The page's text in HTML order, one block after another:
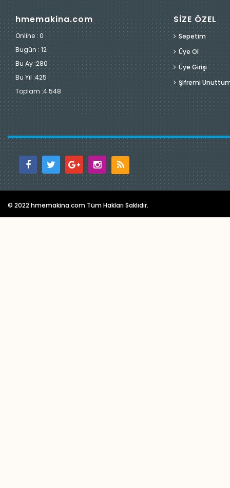
hmemakina.com
Online : 0
Bugün : 12
Bu Ay :280
Bu Yıl :425
Toplam :4.548
SİZE ÖZEL
Sepetim
Üye Ol
Üye Girişi
Şifremi
© 2022 hmemakina.com Tüm Hakları Saklıdır.